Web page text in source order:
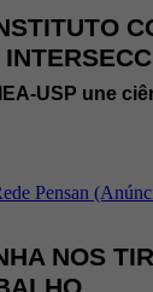
USP une
NOS